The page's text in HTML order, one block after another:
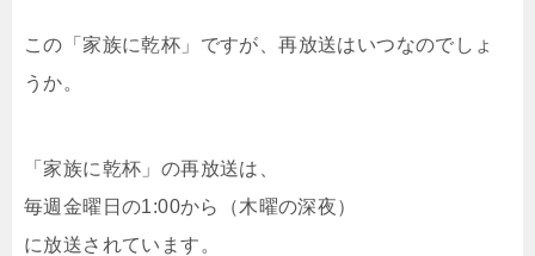
この「家族に乾杯」ですが、再放送はいつなのでしょ
うか。
「家族に乾杯」の再放送は、
毎週金曜日の1:00から（木曜の深夜）
に放送されています。